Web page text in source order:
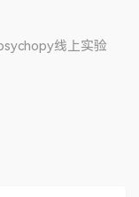
线上实验